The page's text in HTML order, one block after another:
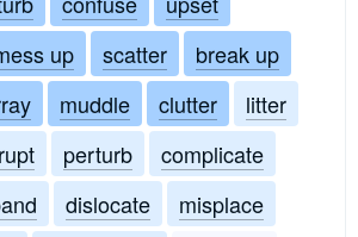
up scatter
break up
muddle clutter
litter
perturb
complicate
dislocate
misplace